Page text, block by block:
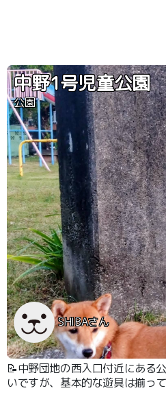
中野1号児童公園
公園
SHIBAさん
📝中野団地の西入口付近にある
いですが、基本的な遊具は揃っ